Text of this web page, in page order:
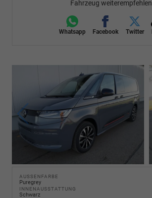
Fahrzeug weiterempfehlen
Whatsapp Facebook Twitter
AUSSENFARBE
Puregrey
INNENAUSSTATTUNG
Schwarz